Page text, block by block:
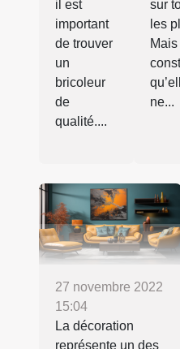
il est
important
de trouver
un
bricoleur
de
qualité....
sur
les
ne...
27 novembre 2022
15:04
La décoration
représente un des